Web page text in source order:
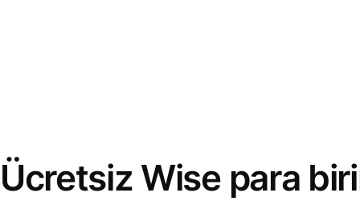
Ücretsiz Wise para